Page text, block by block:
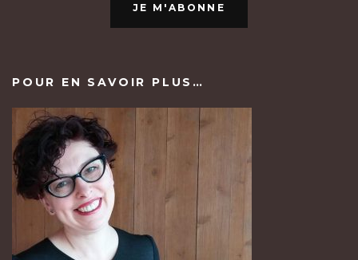
JE M'ABONNE
POUR EN SAVOIR PLUS…